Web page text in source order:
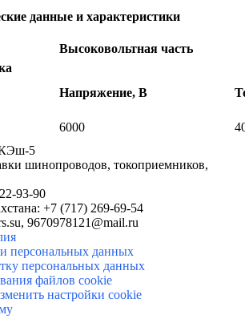
данные и характеристики
Высоковольтная часть
Напряжение, В
6000
шинопроводов, токоприемников,
93-90
+7 (717) 269-69-54
9670978121@mail.ru
персональных данных
персональных данных
файлов cookie
настройки cookie